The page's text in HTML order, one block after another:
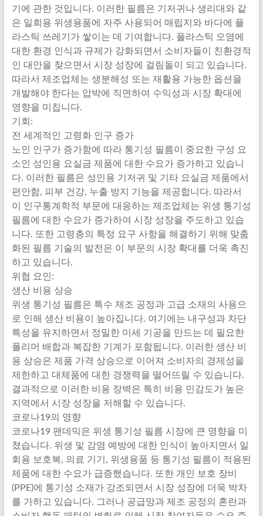
기에 관한 것입니다. 이러한 필름은 기저귀나 생리대와 같
은 일회용 위생용품에 자주 사용되어 매립지와 바다에 플
라스틱 쓰레기가 쌓이는 데 기여합니다. 플라스틱 오염에
대한 환경 인식과 규제가 강화되면서 소비자들이 친환경적
인 대안을 찾으면서 시장 성장에 걸림돌이 되고 있습니다.
따라서 제조업체는 생분해성 또는 재활용 가능한 옵션을
개발해야 한다는 압박에 직면하여 수익성과 시장 확대에
영향을 미칩니다.
기회:
전 세계적인 고령화 인구 증가
노인 인구가 증가함에 따라 통기성 필름이 중요한 구성 요
소인 성인용 요실금 제품에 대한 수요가 증가하고 있습니
다. 이러한 필름은 성인용 기저귀 및 기타 요실금 제품에서
편안함, 피부 건강, 누출 방지 기능을 제공합니다. 따라서
이 인구통계학적 부문에 대응하는 제조업체는 위생 통기성
필름에 대한 수요가 증가하여 시장 성장을 주도하고 있습
니다. 또한 고령층의 특정 요구 사항을 해결하기 위해 맞춤
화된 필름 기술의 발전은 이 부문의 시장 확대를 더욱 촉진
하고 있습니다.
위협 요인:
생산 비용 상승
위생 통기성 필름은 특수 제조 공정과 고급 소재의 사용으
로 인해 생산 비용이 높아집니다. 여기에는 내구성과 차단
특성을 유지하면서 정밀한 미세 기공을 만드는 데 필요한
폴리머 배합과 복잡한 기계가 포함됩니다. 이러한 생산 비
용 상승은 제품 가격 상승으로 이어져 소비자의 경제성을
제한하고 대체품에 대한 경쟁력을 떨어뜨릴 수 있습니다.
결과적으로 이러한 비용 장벽은 특히 비용 민감도가 높은
지역에서 시장 성장을 저해할 수 있습니다.
코로나19의 영향
코로나19 팬데믹은 위생 통기성 필름 시장에 큰 영향을 미
쳤습니다. 위생 및 감염 예방에 대한 인식이 높아지면서 일
회용 보호복, 의료 기기, 위생용품 등 통기성 필름이 적용된
제품에 대한 수요가 급증했습니다. 또한 개인 보호 장비
(PPE)에 통기성 소재가 강조되면서 시장 성장에 더욱 박차
를 가하고 있습니다. 그러나 공급망과 제조 공정의 혼란과